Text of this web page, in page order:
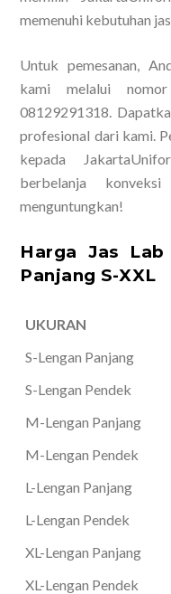
memenuhi kebutuhan
Untuk pemesanan,
kami melalui
08129291318.
profesional dari kami.
kepada
berbelanja
menguntungkan!
Harga Jas
Panjang S-XXL
UKURAN
S-Lengan Panjang
S-Lengan Pendek
M-Lengan Panjang
M-Lengan Pendek
L-Lengan Panjang
L-Lengan Pendek
XL-Lengan Panjang
XL-Lengan Pendek